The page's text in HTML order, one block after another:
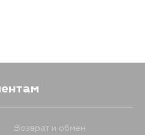
Возврат и обмен